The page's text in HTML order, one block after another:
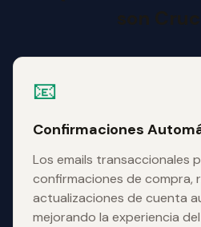
📧
Confirmaciones
Los emails transaccionales
confirmaciones de compra,
actualizaciones de cuenta
mejorando la experiencia